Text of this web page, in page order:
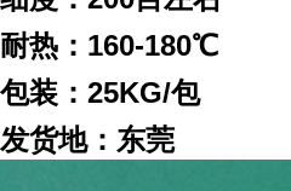
耐热：160-180℃
包装：25KG/包
发货地：东莞